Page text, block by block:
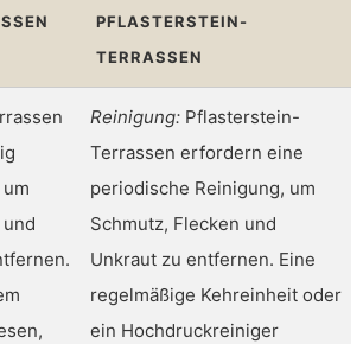
PFLASTERSTEIN-
TERRASSEN
Reinigung: Pflasterstein-
Terrassen erfordern eine
periodische Reinigung, um
Schmutz, Flecken und
Unkraut zu entfernen. Eine
regelmäßige Kehreinheit oder
ein Hochdruckreiniger